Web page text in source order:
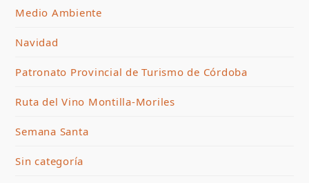
Medio Ambiente
Navidad
Patronato Provincial de Turismo de Córdoba
Ruta del Vino Montilla-Moriles
Semana Santa
Sin categoría